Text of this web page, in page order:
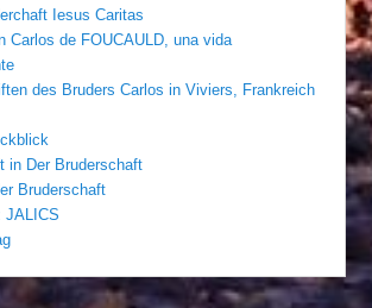
Iesus Caritas
Carlos de FOUCAULD, una vida
des Bruders Carlos in Viviers, Frankreich
in Der Bruderschaft
Bruderschaft
JALICS